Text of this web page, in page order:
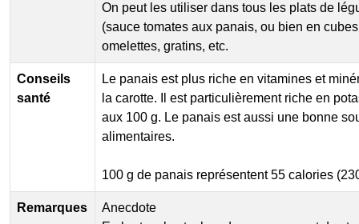
On peut les utiliser dans tous les plats de
(sauce tomates aux panais, ou bien en
omelettes, gratins, etc.
Conseils
santé
Le panais est plus riche en vitamines et
la carotte. Il est particulièrement riche en
aux 100 g. Le panais est aussi une bonne
alimentaires.
100 g de panais représentent 55 calories
Remarques
Anecdote